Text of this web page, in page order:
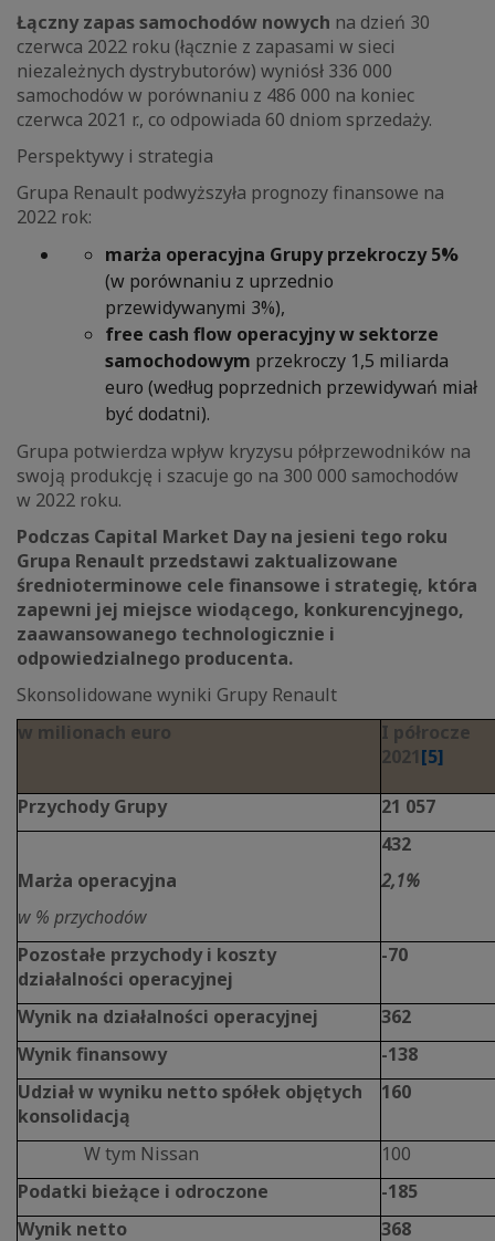
Łączny zapas samochodów nowych na dzień 30
czerwca 2022 roku (łącznie z zapasami w sieci
niezależnych dystrybutorów) wyniósł 336 000
samochodów w porównaniu z 486 000 na koniec
czerwca 2021 r., co odpowiada 60 dniom sprzedaży.
Perspektywy i strategia
Grupa Renault podwyższyła prognozy finansowe na
2022 rok:
marża operacyjna Grupy przekroczy 5%
(w porównaniu z uprzednio
przewidywanymi 3%),
free cash flow operacyjny w sektorze
samochodowym przekroczy 1,5 miliarda
euro (według poprzednich przewidywań miał
być dodatni).
Grupa potwierdza wpływ kryzysu półprzewodników na
swoją produkcję i szacuje go na 300 000 samochodów
w 2022 roku.
Podczas Capital Market Day na jesieni tego roku
Grupa Renault przedstawi zaktualizowane
średnioterminowe cele finansowe i strategię, która
zapewni jej miejsce wiodącego, konkurencyjnego,
zaawansowanego technologicznie i
odpowiedzialnego producenta.
Skonsolidowane wyniki Grupy Renault
w milionach euro
I półrocze
2021[5]
Przychody Grupy 21 057
Marża operacyjna
w % przychodów
432
2,1%
Pozostałe przychody i koszty
działalności operacyjnej
-70
Wynik na działalności operacyjnej
362
Wynik finansowy
-138
Udział w wyniku netto spółek objętych
konsolidacją
160
W tym Nissan
100
Podatki bieżące i odroczone
-185
Wynik netto
368